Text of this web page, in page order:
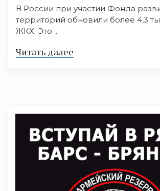
В России при участии Фонда
территорий обновили более 4,3
ЖКХ. Это ...
Читать далее